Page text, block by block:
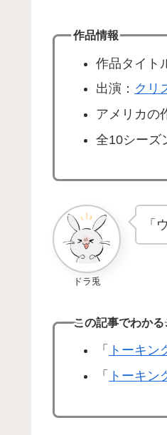
作品情報
作品タイト
出演： クリ
アメリカの
全10シーズ
ドラ兎
「
この記事でわかる
「 トーキン
「 トーキン